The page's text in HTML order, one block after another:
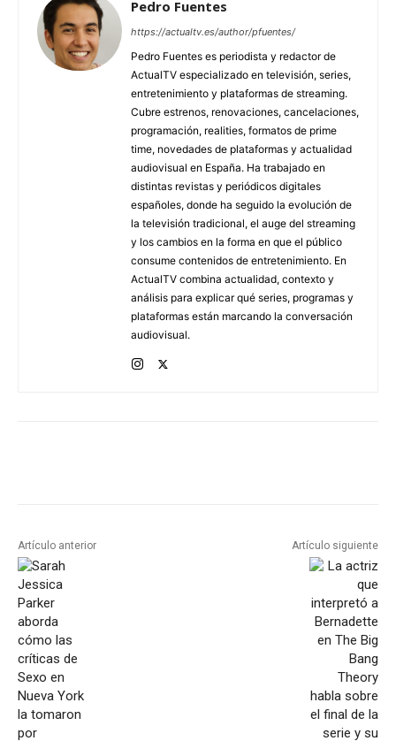
Pedro Fuentes
https://actualtv.es/author/pfuentes/
Pedro Fuentes es periodista y redactor de
ActualTV especializado en televisión, series,
entretenimiento y plataformas de streaming.
Cubre estrenos, renovaciones, cancelaciones,
programación, realities, formatos de prime
time, novedades de plataformas y actualidad
audiovisual en España. Ha trabajado en
distintas revistas y periódicos digitales
españoles, donde ha seguido la evolución de
la televisión tradicional, el auge del streaming
y los cambios en la forma en que el público
consume contenidos de entretenimiento. En
ActualTV combina actualidad, contexto y
análisis para explicar qué series, programas y
plataformas están marcando la conversación
audiovisual.
Artículo anterior Artículo siguiente